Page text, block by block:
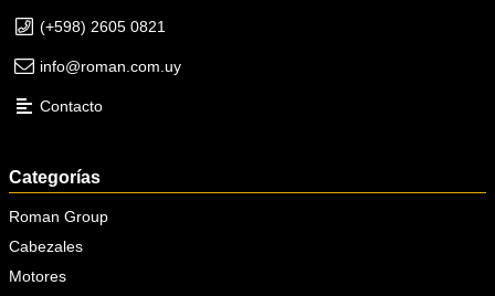
(+598) 2605 0821
info@roman.com.uy
Contacto
Categorías
Roman Group
Cabezales
Motores